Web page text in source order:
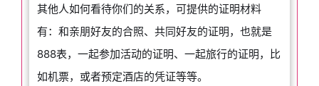
其他人如何看待你们的关系，可提供的证明材料
有：和亲朋好友的合照、共同好友的证明，也就是
888表，一起参加活动的证明、一起旅行的证明，比
如机票，或者预定酒店的凭证等等。